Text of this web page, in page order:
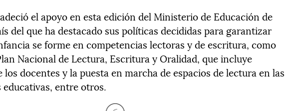
el apoyo en esta edición del Ministerio de Educación de
del que ha destacado sus políticas decididas para garantizar
se forme en competencias lectoras y de escritura, como
Nacional de Lectura, Escritura y Oralidad, que incluye
docentes y la puesta en marcha de espacios de lectura en las
entre otros.